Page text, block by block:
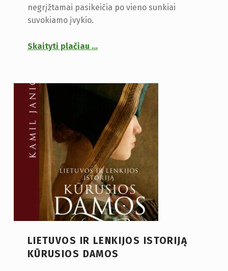
negrįžtamai pasikeičia po vieno sunkiai
suvokiamo įvykio.
Skaityti plačiau …
LIETUVOS IR LENKIJOS ISTORIJĄ
KŪRUSIOS DAMOS